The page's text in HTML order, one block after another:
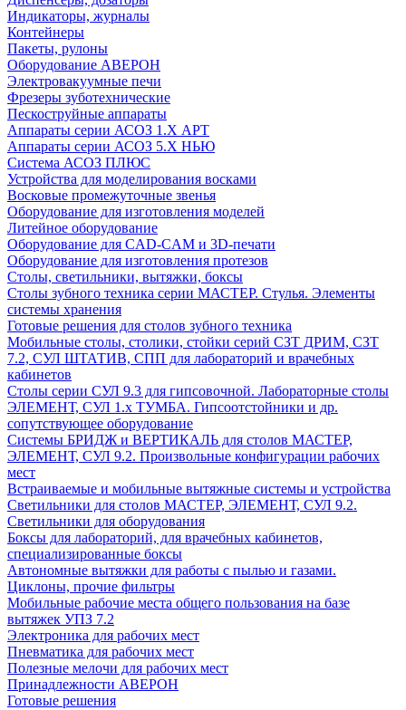
Индикаторы, журналы
Контейнеры
Пакеты, рулоны
Оборудование АВЕРОН
Электровакуумные печи
Фрезеры зуботехнические
Пескоструйные аппараты
Аппараты серии АСОЗ 1.Х АРТ
Аппараты серии АСОЗ 5.Х НЬЮ
Система АСОЗ ПЛЮС
Устройства для моделирования восками
Восковые промежуточные звенья
Оборудование для изготовления моделей
Литейное оборудование
Оборудование для CAD-CAM и 3D-печати
Оборудование для изготовления протезов
Cтолы, светильники, вытяжки, боксы
Столы зубного техника серии МАСТЕР. Стулья. Элементы
системы хранения
Готовые решения для столов зубного техника
Мобильные столы, столики, стойки серий СЗТ ДРИМ, СЗТ
7.2, СУЛ ШТАТИВ, СПП для лабораторий и врачебных
кабинетов
Столы серии СУЛ 9.3 для гипсовочной. Лабораторные столы
ЭЛЕМЕНТ, СУЛ 1.х ТУМБА. Гипсоотстойники и др.
сопутствующее оборудование
Системы БРИДЖ и ВЕРТИКАЛЬ для столов МАСТЕР,
ЭЛЕМЕНТ, СУЛ 9.2. Произвольные конфигурации рабочих
мест
Встраиваемые и мобильные вытяжные системы и устройства
Светильники для столов МАСТЕР, ЭЛЕМЕНТ, СУЛ 9.2.
Светильники для оборудования
Боксы для лабораторий, для врачебных кабинетов,
специализированные боксы
Автономные вытяжки для работы с пылью и газами.
Циклоны, прочие фильтры
Мобильные рабочие места общего пользования на базе
вытяжек УПЗ 7.2
Электроника для рабочих мест
Пневматика для рабочих мест
Полезные мелочи для рабочих мест
Принадлежности АВЕРОН
Готовые решения